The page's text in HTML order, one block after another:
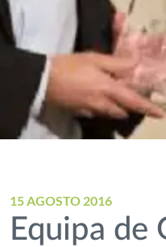
15 AGOSTO 2016
Equipa de